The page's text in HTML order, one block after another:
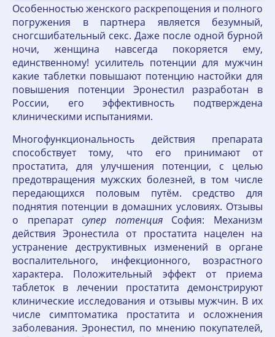
Особенностью женского раскрепощения и полного
погружения в партнера является безумный,
сногсшибательный секс. Даже после одной бурной
ночи, женщина навсегда покоряется ему,
единственному! усилитель потенции для мужчин
какие таблетки повышают потенцию настойки для
повышения потенции Эронестил разработан в
России, его эффективность подтверждена
клиническими испытаниями.
Многофункциональность действия препарата
способствует тому, что его принимают от
простатита, для улучшения потенции, с целью
предотвращения мужских болезней, в том числе
передающихся половым путём. средство для
поднятия потенции в домашних условиях. Отзывы
о препаратсупер потенцияСофия: Механизм
действия Эронестила от простатита нацелен на
устранение деструктивных изменений в органе
воспалительного, инфекционного, возрастного
характера. Положительный эффект от приема
таблеток в лечении простатита демонстрируют
клинические исследования и отзывы мужчин. В их
числе симптоматика простатита и осложнения
заболевания. Эронестил, по мнению покупателей,